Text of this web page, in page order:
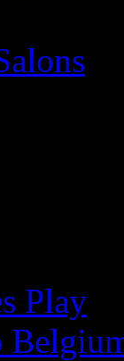
Play